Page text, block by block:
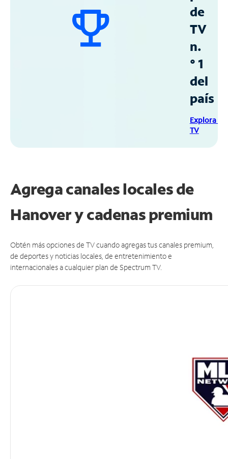
de
TV
n.
° 1
del
país
Explora
TV
Agrega canales locales de
Hanover y cadenas premium
Obtén más opciones de TV cuando agregas tus canales premium,
de deportes y noticias locales, de entretenimiento e
internacionales a cualquier plan de Spectrum TV.